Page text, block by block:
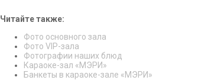
Читайте также:
Фото основного зала
Фото VIP-зала
Фотографии наших блюд
Караоке-зал «МЭРИ»
Банкеты в караоке-зале «МЭРИ»